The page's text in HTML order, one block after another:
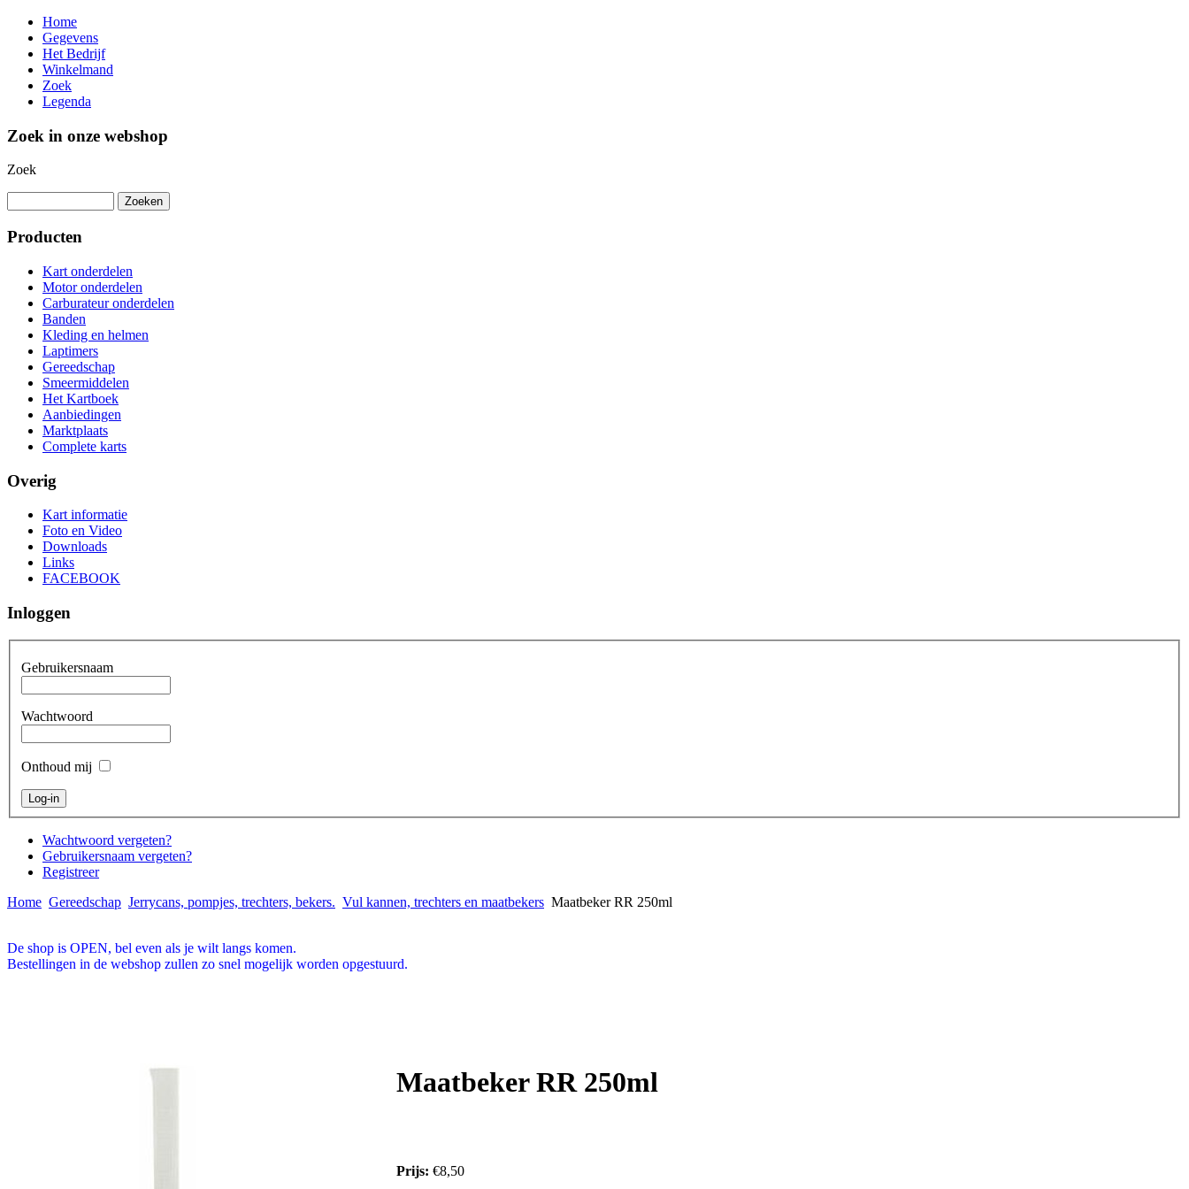
Home
Gegevens
Het Bedrijf
Winkelmand
Zoek
Legenda
Zoek in onze webshop
Zoek
Producten
Kart onderdelen
Motor onderdelen
Carburateur onderdelen
Banden
Kleding en helmen
Laptimers
Gereedschap
Smeermiddelen
Het Kartboek
Aanbiedingen
Marktplaats
Complete karts
Overig
Kart informatie
Foto en Video
Downloads
Links
FACEBOOK
Inloggen
Gebruikersnaam
Wachtwoord
Onthoud mij
Wachtwoord vergeten?
Gebruikersnaam vergeten?
Registreer
Home Gereedschap Jerrycans, pompjes, trechters, bekers. Vul kannen, trechters en maatbekers Maatbeker RR 250ml
De shop is OPEN, bel even als je wilt langs komen.
Bestellingen in de webshop zullen zo snel mogelijk worden opgestuurd.
Maatbeker RR 250ml
Prijs: €8,50